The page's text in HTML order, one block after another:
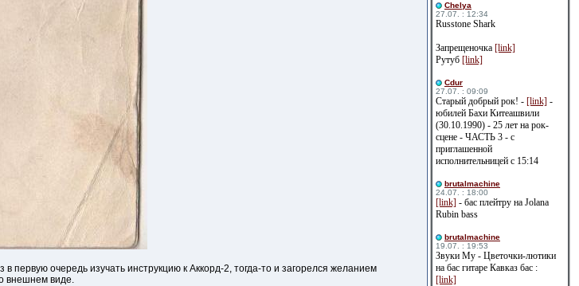
первую очередь изучать инструкцию к Аккорд-2, тогда-то и загорелся желанием
внешнем виде.
Сhelya
27.07. : 12:34
Russtone Shark
Запрещеночка [link]
Рутуб [link]
Cdur
27.07. : 09:09
Старый добрый рок! - [link] -
юбилей Бахи Китеашвили
(30.10.1990) - 25 лет на рок-
сцене - ЧАСТЬ 3 - с
приглашенной
исполнительницей с 15:14
brutalmachine
24.07. : 18:00
[link] - бас плейтру на Jolana
Rubin bass
brutalmachine
19.07. : 19:53
Звуки Му - Цветочки-лютики
на бас гитаре Кавказ бас :
[link]